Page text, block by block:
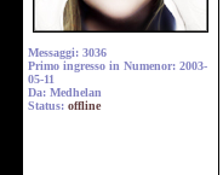
Messaggi: 3036
Primo ingresso in Numenor: 2003-
05-11
Da: Medhelan
Status: offline